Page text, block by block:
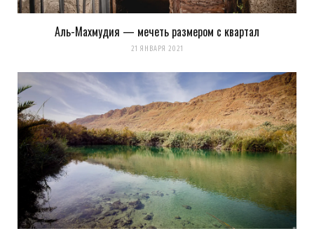
Аль-Махмудия — мечеть размером с квартал
21 ЯНВАРЯ 2021